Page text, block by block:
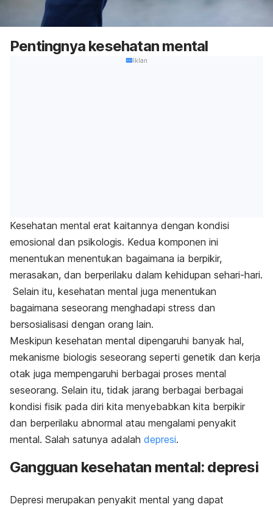
Pentingnya kesehatan mental
Iklan
Kesehatan mental erat kaitannya dengan kondisi
emosional dan psikologis. Kedua komponen ini
menentukan menentukan bagaimana ia berpikir,
merasakan, dan berperilaku dalam kehidupan sehari-hari.
Selain itu, kesehatan mental juga menentukan
bagaimana seseorang menghadapi stress dan
bersosialisasi dengan orang lain.
Meskipun kesehatan mental dipengaruhi banyak hal,
mekanisme biologis seseorang seperti genetik dan kerja
otak juga mempengaruhi berbagai proses mental
seseorang. Selain itu, tidak jarang berbagai berbagai
kondisi fisik pada diri kita menyebabkan kita berpikir
dan berperilaku abnormal atau mengalami penyakit
mental. Salah satunya adalah depresi.
Gangguan kesehatan mental: depresi
Depresi merupakan penyakit mental yang dapat